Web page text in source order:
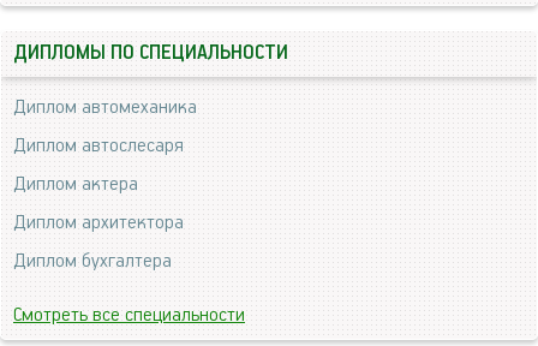
ДИПЛОМЫ ПО СПЕЦИАЛЬНОСТИ
Диплом автомеханика
Диплом автослесаря
Диплом актера
Диплом архитектора
Диплом бухгалтера
Смотреть все специальности